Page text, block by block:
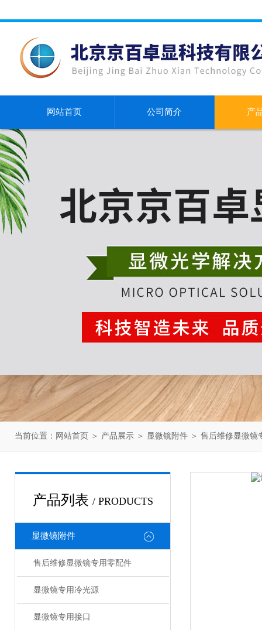
网站首页 公司简介 产
当前位置： 网站首页 ＞ 产品展示 ＞ 显微镜附件 ＞ 售后维修显微镜
产品列表 / PRODUCTS
显微镜附件
售后维修显微镜专用零配件
显微镜专用冷光源
显微镜专用接口